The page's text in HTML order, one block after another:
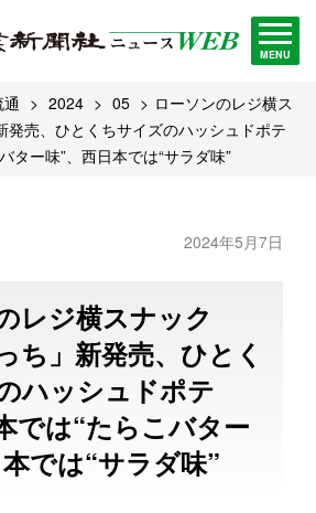
MENU
2024 05
ローソンのレジ横ス
発売、ひとくちサイズのハッシュドポテ
ター味”、西日本では“サラダ味”
2024年5月7日
レジ横スナック
ち」新発売、ひとく
ハッシュドポテ
では“たらこバター
では“サラダ味”